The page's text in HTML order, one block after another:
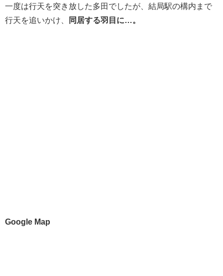
一度は行天を突き放した多田でしたが、結局駅の構内まで
行天を追いかけ、
同居する羽目に…。
Google Map